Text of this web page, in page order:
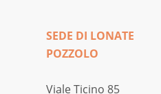
SEDE DI LONATE
POZZOLO
Viale Ticino 85